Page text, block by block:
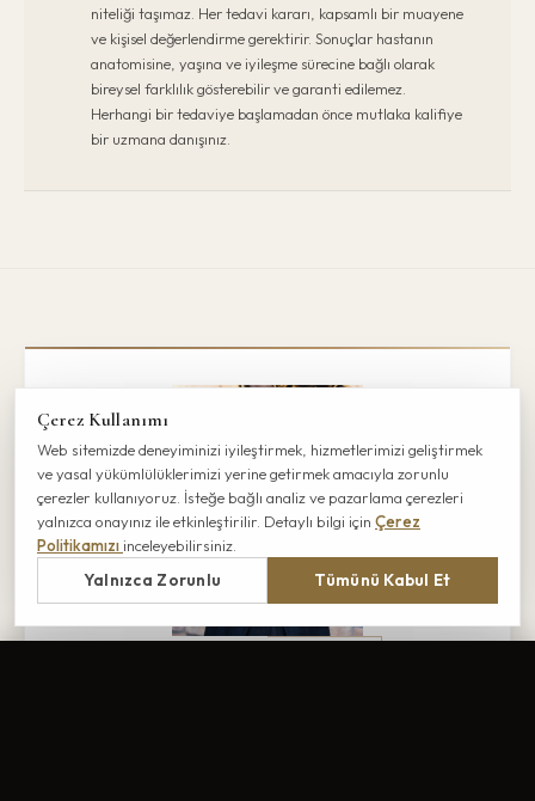
niteliği taşımaz. Her tedavi kararı, kapsamlı bir muayene
ve kişisel değerlendirme gerektirir. Sonuçlar hastanın
anatomisine, yaşına ve iyileşme sürecine bağlı olarak
bireysel farklılık gösterebilir ve garanti edilemez.
Herhangi bir tedaviye başlamadan önce mutlaka kalifiye
bir uzmana danışınız.
Çerez Kullanımı
Web sitemizde deneyiminizi iyileştirmek, hizmetlerimizi geliştirmek
ve yasal yükümlülüklerimizi yerine getirmek amacıyla zorunlu
çerezler kullanıyoruz. İsteğe bağlı analiz ve pazarlama çerezleri
yalnızca onayınız ile etkinleştirilir. Detaylı bilgi için Çerez
Politikamızı inceleyebilirsiniz.
Yalnızca Zorunlu Tümünü Kabul Et